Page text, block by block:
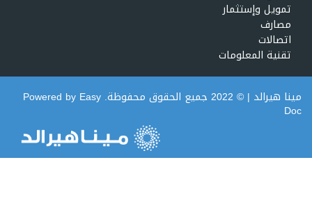
تمويل وإستثمار
مصارف
اتصالات
تقنية المعلومات
مينا هيرالد| © 2022 جميع الحقوق محفوظة. Powered by Easy
Doc